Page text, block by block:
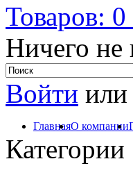
Товаров:
Ничего не
Войти или
ГлавнаяО компании
Категории